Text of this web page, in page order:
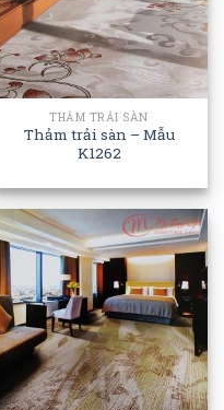
THẢM TRẢI SÀN
Thảm trải sàn – Mẫu
K1262